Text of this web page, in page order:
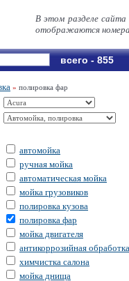
В этом разделе
отображаются
всего - 855
» полировка фар
автомойка
ручная мойка
автоматическая мойка
мойка грузовиков
полировка кузова
полировка фар
мойка двигателя
антикоррозийная обработка
химчистка салона
мойка днища